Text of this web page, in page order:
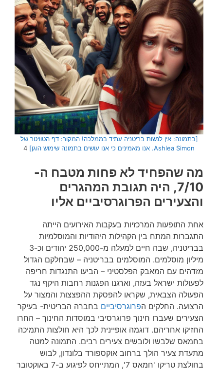
[בתמונה: אין לנשות בריטניה עתיד בממלכה! המקור: דף הטוויטר של
Ashlea Simon. אנו מאמינים כי אנו עושים בתמונה שימוש הוגן]
מה שהפחיד לא פחות מטבח ה-
7/10, היה תגובת המהגרים
והצעירים הפרוגרסיביים אליו
אחת התופעות המרכזיות בעקבות האירועים הייתה
התגברות המתח בין הקהילות היהודיות והמוסלמיות
בבריטניה, שבה חיים למעלה מ-250,000 יהודים וכ-3
מיליון מוסלמים. המוסלמים בבריטניה – שבחלקם הגדול
מזדהים עם המאבק הפלסטיני – הביעו התנגדות חריפה
לפעולות ישראל בעזה, וארגנו הפגנות רחבות היקף נגד
הפעולה הצבאית, שקראו להפסקת ההפצצות והמצור על
הרצועה. החלקים הפרוגרסיביים בחברה הבריטית- בעיקר
הצעירים שעברו חינוך פרוגרסיבי במוסדות החינוך – החרו
החזיקו אחריהם. דוגמה אופיינית לכך היא חולצות התמיכה
בחמאס שלבשו ולובשים צעירים רבים. התמונה למטה
מתעדת צעיר הולך ברחוב אוקספורד בלונדון, לבוש
בחולצת טריקו 'חמאס 7', המתייחס לפיגוע ב-7 באוקטובר